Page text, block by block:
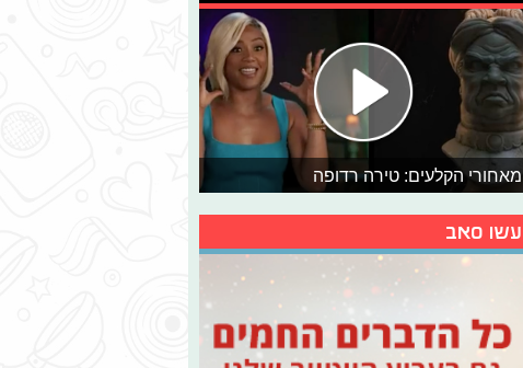
מאחורי הקלעים: טירה רדופה
עשו סאב